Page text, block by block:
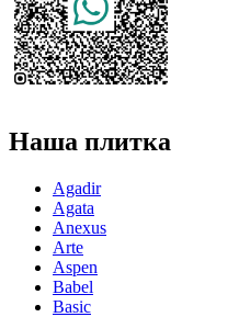
Наша плитка
Agadir
Agata
Anexus
Arte
Aspen
Babel
Basic